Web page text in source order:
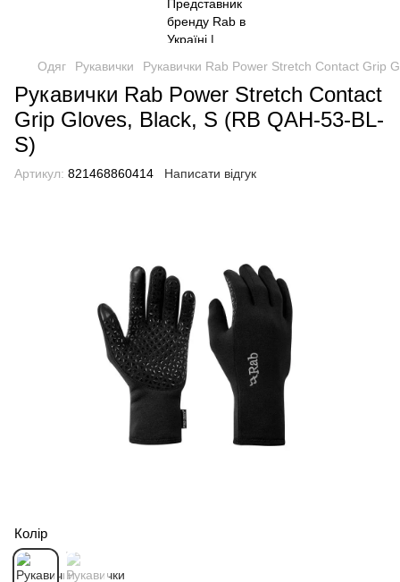
Одяг Рукавички Рукавички Rab Power Stretch Contact Grip
Рукавички Rab Power Stretch Contact
Grip Gloves, Black, S (RB QAH-53-BL-
S)
Артикул: 821468860414 Написати відгук
Колір